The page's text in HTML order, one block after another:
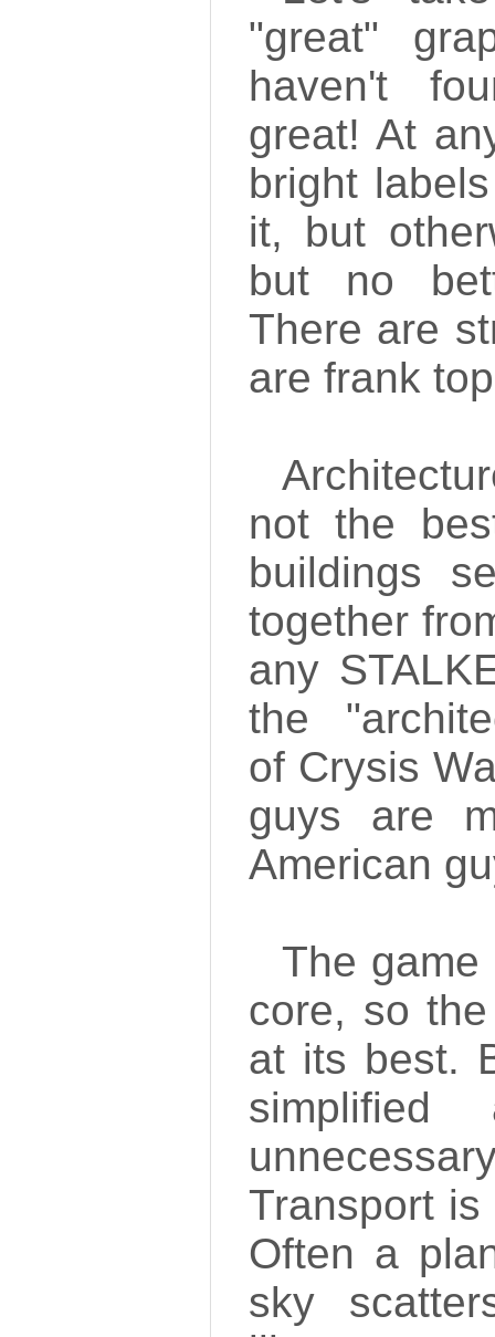
"great"
haven't
great! At
bright
it, but
but no
There are
are frank
not the
buildings
together
any
the
of Crysis
guys are
American
The
core, so
at its best.
simplified
Transport
Often a
sky